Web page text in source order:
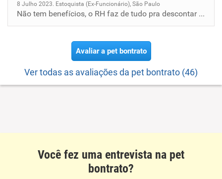
8 Julho 2023. Estoquista (Ex-Funcionário), São Paulo
Não tem benefícios, o RH faz de tudo pra descontar dos funcionários, além de ocultar o banco de horas dos funcionários,...
Avaliar a pet bontrato
Ver todas as avaliações da pet bontrato (46)
Você fez uma entrevista na pet
bontrato?